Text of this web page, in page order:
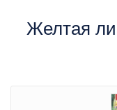
Желтая